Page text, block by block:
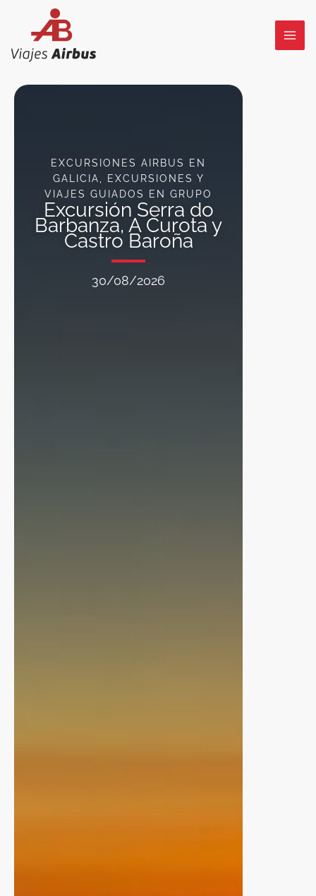
contenido
EXCURSIONES AIRBUS EN
GALICIA
EXCURSIONES Y
VIAJES GUIADOS EN GRUPO
Excursión Serra do
Barbanza, A Curota y
Castro Baroña
30/08/2026